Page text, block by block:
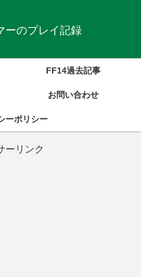
ーのプレイ記録
FF14過去記事
お問い合わせ
ーポリシー
ーリンク